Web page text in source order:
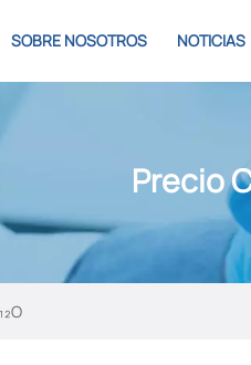
SOBRE NOSOTROS NOTICIAS
Precio